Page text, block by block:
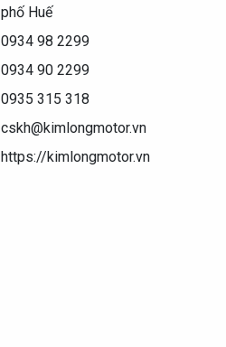
phố Huế
0934 98 2299
0934 90 2299
0935 315 318
cskh@kimlongmotor.vn
https://kimlongmotor.vn